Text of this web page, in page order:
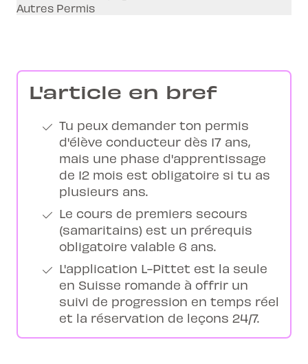
Autres Permis
L'article en bref
Tu peux demander ton permis
d'élève conducteur dès 17 ans,
mais une phase d'apprentissage
de 12 mois est obligatoire si tu as
plusieurs ans.
Le cours de premiers secours
(samaritains) est un prérequis
obligatoire valable 6 ans.
L'application L-Pittet est la seule
en Suisse romande à offrir un
suivi de progression en temps réel
et la réservation de leçons 24/7.